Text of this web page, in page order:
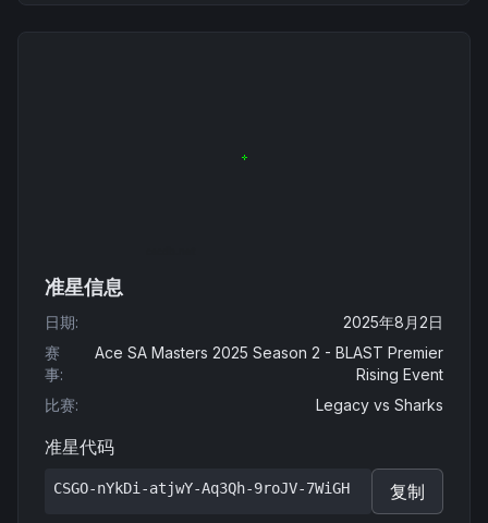
准星信息
日期:
2025年8月2日
赛
事:
Ace SA Masters 2025 Season 2 - BLAST Premier
Rising Event
比赛: Legacy vs Sharks
准星代码
CSGO-nYkDi-atjwY-Aq3Qh-9roJV-7WiGH 复制